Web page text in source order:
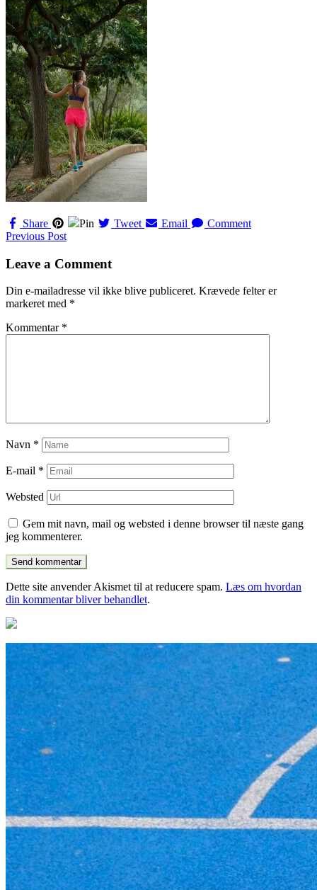
Share Pin Tweet Email Comment
Navigation
til
Previous Post
Leave a Comment
Din e-mailadresse vil ikke blive publiceret. Krævede felter er
markeret med *
Kommentar *
Navn *
E-mail *
Websted
Gem mit navn, mail og websted i denne browser til næste gang
jeg kommenterer.
Dette site anvender Akismet til at reducere spam. Læs om hvordan
din kommentar bliver behandlet.